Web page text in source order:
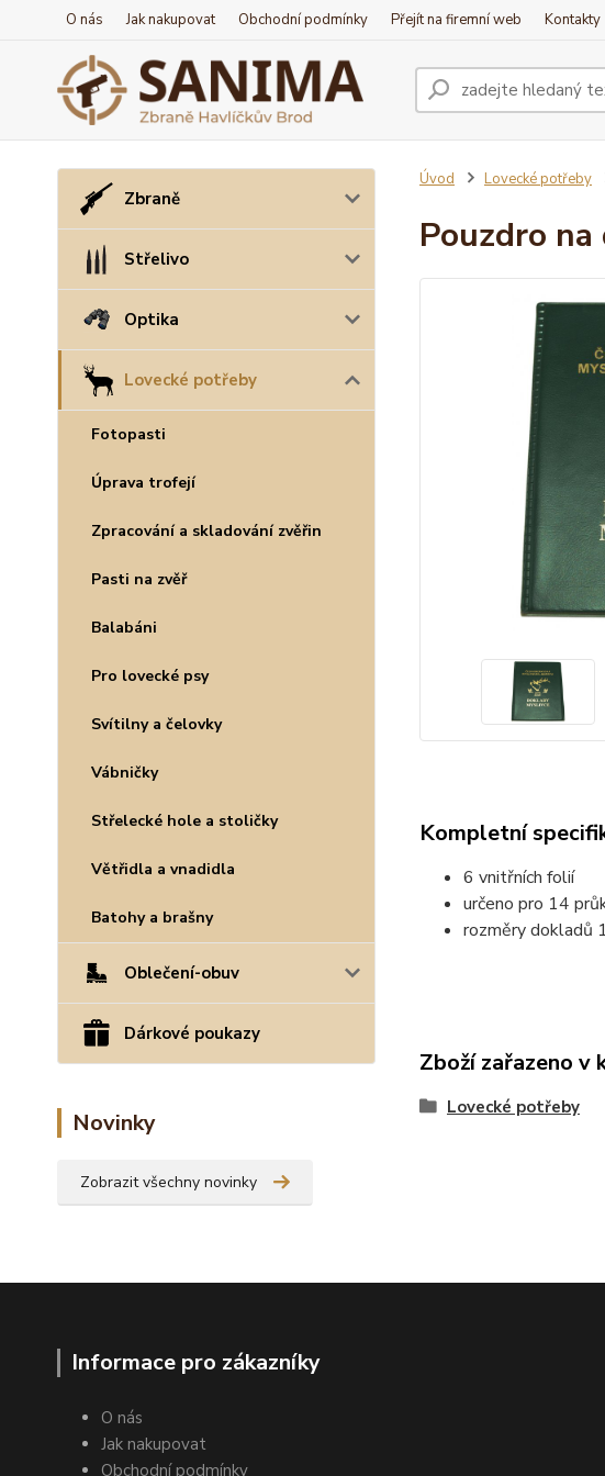
O nás Jak nakupovat Obchodní podmínky Přejít na firemní web Kontakty
Zbraně
Střelivo
Optika
Lovecké potřeby
Fotopasti
Úprava trofejí
Zpracování a skladování zvěřin
Pasti na zvěř
Balabáni
Pro lovecké psy
Svítilny a čelovky
Vábničky
Střelecké hole a stoličky
Větřidla a vnadidla
Batohy a brašny
Oblečení-obuv
Dárkové poukazy
Novinky
Zobrazit všechny novinky
Úvod Lovecké potřeby
Pouzdro
Kompletní
6 vnitřních folií
určeno pro 14
rozměry dokladů
Zboží zařazeno v
Lovecké potřeby
Informace pro zákazníky
O nás
Jak nakupovat
Obchodní podmínky